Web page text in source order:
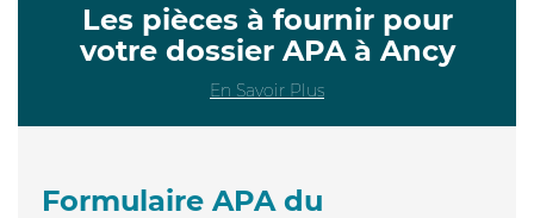
Les pièces à fournir pour
votre dossier APA à Ancy
En Savoir Plus
Formulaire APA du